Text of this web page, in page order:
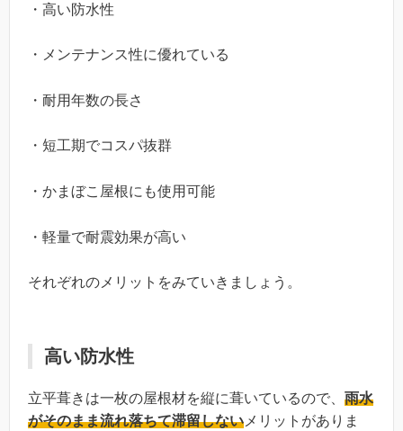
・高い防水性
・メンテナンス性に優れている
・耐用年数の長さ
・短工期でコスパ抜群
・かまぼこ屋根にも使用可能
・軽量で耐震効果が高い
それぞれのメリットをみていきましょう。
高い防水性
立平葺きは一枚の屋根材を縦に葺いているので、 雨水
がそのまま流れ落ちて滞留しない メリットがありま